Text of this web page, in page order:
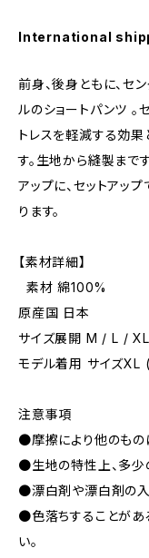
International
前身、後身ともに、セ
ルのショートパンツ 。
トレスを軽減する効果
す。生地から縫製まで
アップに、セットアッ
ります。
【素材詳細】
素材 綿100%
原産国 日本
サイズ展開 M / L /
モデル着用 サイズ
注意事項
●摩擦により他のもの
●生地の特性上、多少
●漂白剤や漂白剤の入
●色落ちすることがあ
い。